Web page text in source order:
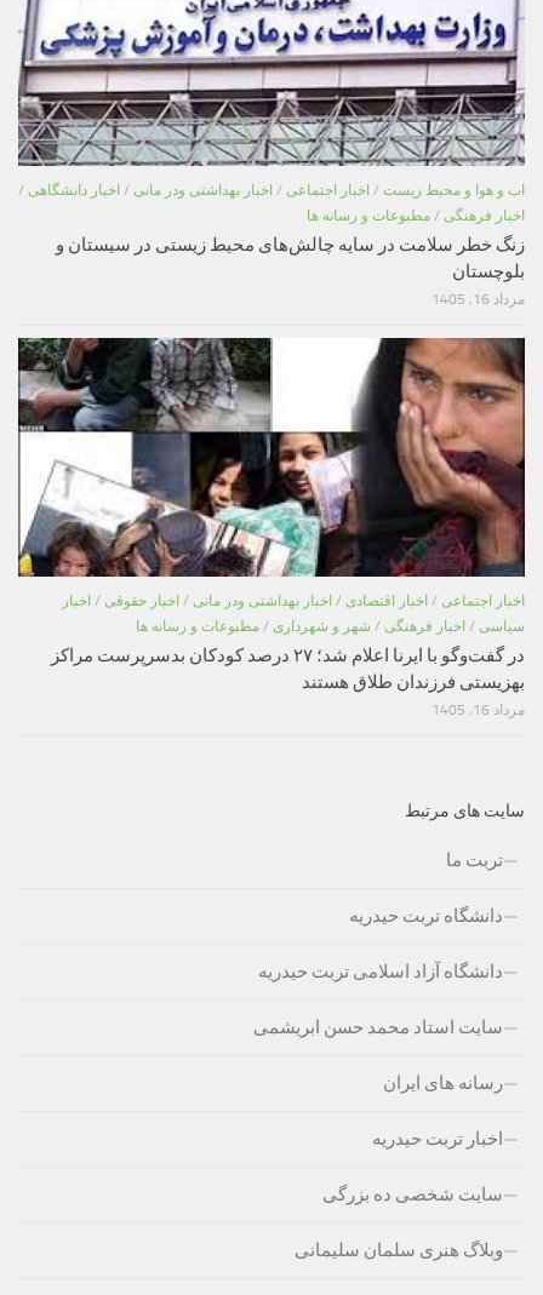
اب و هوا و محیط زیست / اخبار اجتماعی / اخبار بهداشتی ودر مانی / اخبار دانشگاهی /
اخبار فرهنگی / مطبوعات و رسانه ها
زنگ خطر سلامت در سایه چالش‌های محیط زیستی در سیستان و
بلوچستان
مرداد 16, 1405
اخبار اجتماعی / اخبار اقتصادی / اخبار بهداشتی ودر مانی / اخبار حقوقی / اخبار
سیاسی / اخبار فرهنگی / شهر و شهرداری / مطبوعات و رسانه ها
در گفت‌وگو با ایرنا اعلام شد؛ ۲۷ درصد کودکان بدسرپرست مراکز
بهزیستی فرزندان طلاق هستند
مرداد 16, 1405
سایت های مرتبط
تربت ما
دانشگاه تربت حیدریه
دانشگاه آزاد اسلامی تربت حیدریه
سایت استاد محمد حسن ابریشمی
رسانه های ایران
اخبار تربت حیدریه
سایت شخصی ده بزرگی
وبلاگ هنری سلمان سلیمانی